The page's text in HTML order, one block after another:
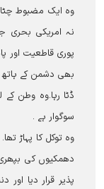
وہ ایک مضبوط
نہ امریکی بحری
پوری قاطعیت اور
بھی دشمن کے ہاتھ
ڈٹا رہا۔وہ وطن کے
سوگوار ہے ۔
وہ توکل کا پہاڑ
دھمکیوں کی
پذیر قرار دیا